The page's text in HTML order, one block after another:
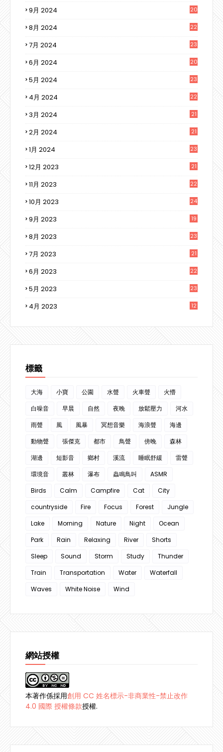
9月 2024 20
8月 2024 22
7月 2024 23
6月 2024 20
5月 2024 23
4月 2024 22
3月 2024 21
2月 2024 21
1月 2024 23
12月 2023 21
11月 2023 22
10月 2023 24
9月 2023 19
8月 2023 23
7月 2023 21
6月 2023 22
5月 2023 23
4月 2023
12
標籤
大海 小寶 公園 水聲 火車聲
火懵
白噪音
早晨 自然 夜晚 放鬆壓力
河水
雨聲
風 風暴 冥想音樂 海浪聲
海邊
動物聲
張傑克 都市 鳥聲 傍晚
森林
湖邊
短影音 鄉村 溪流 睡眠舒緩
雷聲
環境音
叢林 瀑布 蟲鳴鳥叫
ASMR
Birds
Calm Campfire Cat
City
countryside
Fire Focus Forest
Jungle
Lake
Morning Nature Night
Ocean
Park
Rain Relaxing River
Shorts
Sleep
Sound Storm Study
Thunder
Train
Transportation Water
Waterfall
Waves
White Noise Wind
網站授權
本著作係採用創用 CC 姓名標示-非商業性-禁止改作
4.0 國際 授權條款授權.